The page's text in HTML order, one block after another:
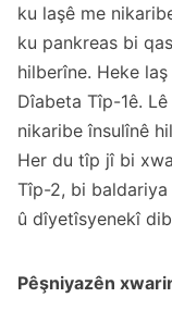
ku laşê me
ku pankreas bi
hilberîne. Heke
Dîabeta Tîp-1ê.
nikaribe însulînê
Her du tîp jî bi
Tîp-2, bi
û dîyetîsyenekî
Pêşniyazên